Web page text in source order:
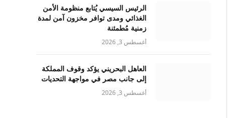
الرئيس السيسي يُتابع منظومة الأمن
الغذائي ومدى توافر مخزون آمن لمدة
زمنية مُطمئنة
أغسطس 3, 2026
العاهل البحريني يؤكد وقوف المملكة
إلى جانب مصر في مواجهة التحديات
أغسطس 3, 2026